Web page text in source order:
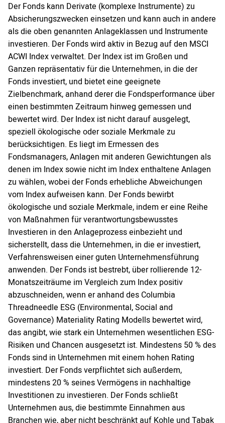
Der Fonds kann Derivate (komplexe Instrumente) zu
Absicherungszwecken einsetzen und kann auch in andere
als die oben genannten Anlageklassen und Instrumente
investieren. Der Fonds wird aktiv in Bezug auf den MSCI
ACWI Index verwaltet. Der Index ist im Großen und
Ganzen repräsentativ für die Unternehmen, in die der
Fonds investiert, und bietet eine geeignete
Zielbenchmark, anhand derer die Fondsperformance über
einen bestimmten Zeitraum hinweg gemessen und
bewertet wird. Der Index ist nicht darauf ausgelegt,
speziell ökologische oder soziale Merkmale zu
berücksichtigen. Es liegt im Ermessen des
Fondsmanagers, Anlagen mit anderen Gewichtungen als
denen im Index sowie nicht im Index enthaltene Anlagen
zu wählen, wobei der Fonds erhebliche Abweichungen
vom Index aufweisen kann. Der Fonds bewirbt
ökologische und soziale Merkmale, indem er eine Reihe
von Maßnahmen für verantwortungsbewusstes
Investieren in den Anlageprozess einbezieht und
sicherstellt, dass die Unternehmen, in die er investiert,
Verfahrensweisen einer guten Unternehmensführung
anwenden. Der Fonds ist bestrebt, über rollierende 12-
Monatszeiträume im Vergleich zum Index positiv
abzuschneiden, wenn er anhand des Columbia
Threadneedle ESG (Environmental, Social and
Governance) Materiality Rating Modells bewertet wird,
das angibt, wie stark ein Unternehmen wesentlichen ESG-
Risiken und Chancen ausgesetzt ist. Mindestens 50 % des
Fonds sind in Unternehmen mit einem hohen Rating
investiert. Der Fonds verpflichtet sich außerdem,
mindestens 20 % seines Vermögens in nachhaltige
Investitionen zu investieren. Der Fonds schließt
Unternehmen aus, die bestimmte Einnahmen aus